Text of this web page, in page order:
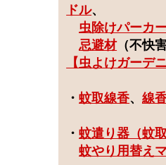
ドル、
虫除けパーカ
忌避材（不快
【虫よけガーデ
・蚊取線香、線
・蚊遣り器（蚊
蚊やり用替え